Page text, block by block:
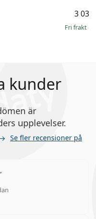
3
Fri frakt&
kunder
är
upplevelser.
Se fler recensioner på